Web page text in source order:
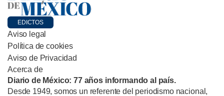
EDICTOS
Aviso legal
Política de cookies
Aviso de Privacidad
Acerca de
Diario de México: 77 años informando al país.
Desde 1949, somos un referente del periodismo nacional,